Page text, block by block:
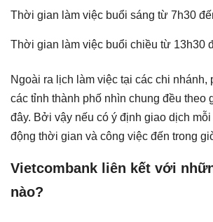
Thời gian làm việc buổi sáng từ 7h30
Thời gian làm việc buổi chiều từ 13h30
Ngoài ra lịch làm việc tại các chi nhánh,
các tỉnh thành phố nhìn chung đều theo
đây. Bởi vậy nếu có ý định giao dịch
động thời gian và công việc đến trong
Vietcombank liên kết với
nào?